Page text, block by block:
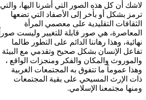
لاشك أن كل هذه الصور التي أشرنا اليها، والتي
ترمز بشكل أو بأخر إلى الأصفاد التي تضعها
الثقافات التقليدية على معصمي المرأة
المعاصرة، هي صور قابلة للتغيير وليست صوراً
نهائية، وهذا رهاننا الدائم على التطور طالما
تفاعل الإنسان بشكل صحيح وتقدمي مع البيئة
والموروث والمكان والفكر ومنجزات الواقع ،
وهذا عموماً ما تتفوق به المجتمعات الغربية
ذات الإرث المسيحي على بقية المجتمعات
ومنها مجتمعنا الإسلامي.